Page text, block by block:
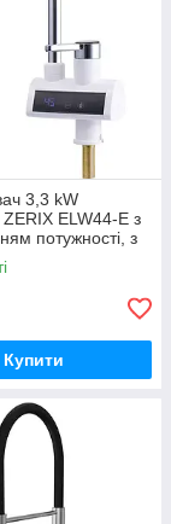
3,3 kW
ELW44-E з
потужності, з
RESET, на мийку
Купити